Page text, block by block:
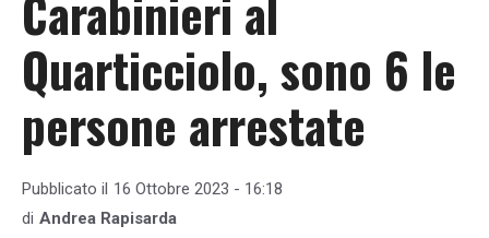
Quarticciolo, sono 6 le
persone arrestate
Pubblicato il 16 Ottobre 2023 - 16:18
di Andrea Rapisarda